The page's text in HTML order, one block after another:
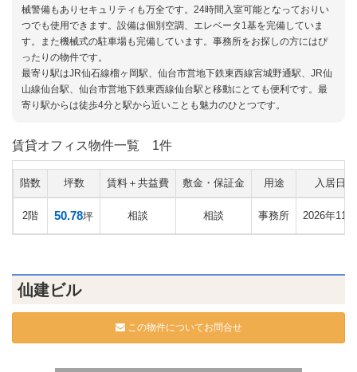
械警備もありセキュリティも万全です。24時間入室可能となっておりい
つでも使用できます。設備は個別空調、エレベータ1基を完備していま
す。また機械式の駐車場も完備しています。事務所をお探しの方にはぴ
ったりの物件です。
最寄り駅はJR仙石線榴ヶ岡駅、仙台市営地下鉄東西線宮城野通駅、JR仙
山線仙台駅、仙台市営地下鉄東西線仙台駅と移動にとても便利です。最
寄り駅からは徒歩4分と駅から近いことも魅力のひとつです。
賃貸オフィス物件一覧 1件
階数 坪数 賃料＋共益費 敷金・保証金 用途 入居日
2階 50.78坪 相談 相談 事務所 2026年11月
仙建ビル
この物件についてお問合せ